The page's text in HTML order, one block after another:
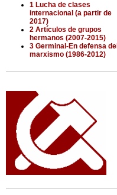
1 Lucha de clases
internacional (a partir de
2017)
2 Artículos de grupos
hermanos (2007-2015)
3 Germinal-En defensa del
marxismo (1986-2012)